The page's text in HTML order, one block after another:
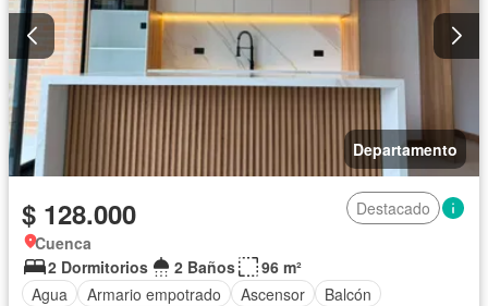
Departamento
$ 128.000
Destacado
Cuenca
2 Dormitorios
2 Baños
96 m²
Agua
Armario empotrado Ascensor
Balcón